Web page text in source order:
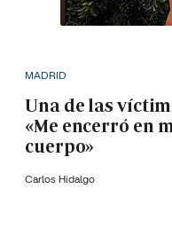
MADRID
Una de las
«Me encerró en
cuerpo»
Carlos Hidalgo